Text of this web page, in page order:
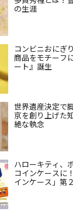
の生涯
コンビニおにぎ
商品をモチーフ
ート』誕生
世界遺産決定で
京を創り上げた
絶な執念
ハローキティ、
コインケースに
インケース」第